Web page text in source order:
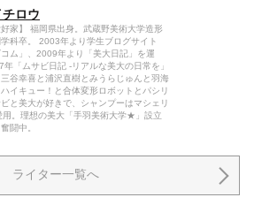
ロウ
好家】 福岡県出身。武蔵野美術大学造形
科卒。 2003年より学生ブログサイト
コム」、2009年より「美大日記」を運
年「ムサビ日記 -リアルな美大の日常を」
谷幸喜と浦沢直樹とみうらじゅんと羽海
イキュー！と合体変形ロボットとパシリ
と美大が好きで、シャンプーはマシェリ
用。理想の美大「手羽美術大学★」設立
闘中。
ライター一覧へ